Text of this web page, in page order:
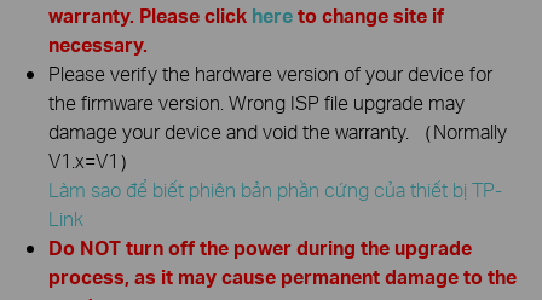
warranty. Please click hereto change site if
necessary.
Please verify the hardware version of your device for
the firmware version. Wrong ISP file upgrade may
damage your device and void the warranty. （Normally
V1.x=V1）
Làm sao để biết phiên bản phần cứng của thiết bị TP-
Link
Do NOT turn off the power during the upgrade
process, as it may cause permanent damage to the